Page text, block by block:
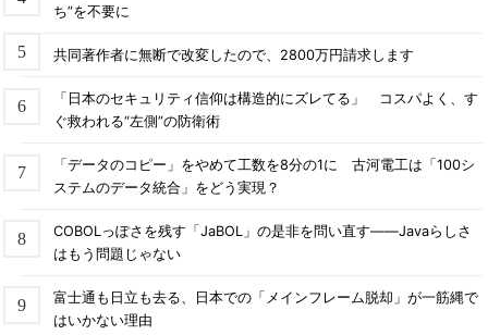
ち”を不要に
共同著作者に無断で改変したので、2800万円請求します
「日本のセキュリティ信仰は構造的にズレてる」 コスパよく、す
ぐ救われる“左側”の防衛術
「データのコピー」をやめて工数を8分の1に 古河電工は「100シ
ステムのデータ統合」をどう実現？
COBOLっぽさを残す「JaBOL」の是非を問い直す――Javaらしさ
はもう問題じゃない
富士通も日立も去る、日本での「メインフレーム脱却」が一筋縄で
はいかない理由